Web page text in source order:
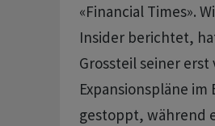
«Financial Times».
Insider berichtet,
Grossteil seiner
Expansionspläne
gestoppt, während